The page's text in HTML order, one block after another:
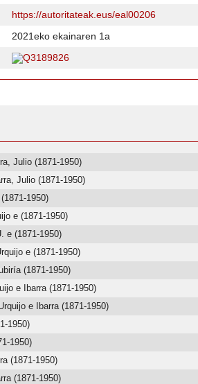
https://autoritateak.eus/eal00206
2021eko ekainaren 1a
Q3189826
Julio (1871-1950)
Julio (1871-1950)
1950)
e (1871-1950)
e (1871-1950)
e (1871-1950)
(1871-1950)
e Ibarra (1871-1950)
e Ibarra (1871-1950)
1950)
1950)
(1871-1950)
(1871-1950)